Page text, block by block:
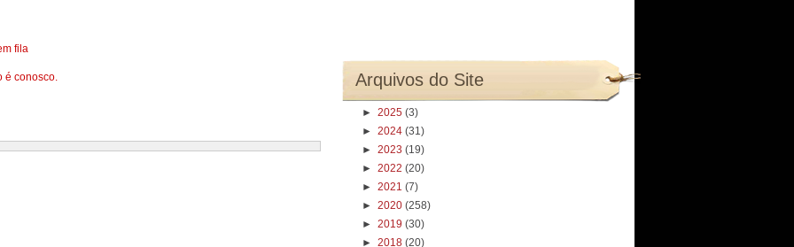
fila
é conosco. Arquivos do Site
► 2025 (3)
► 2024 (31)
► 2023 (19)
► 2022 (20)
► 2021 (7)
► 2020 (258)
► 2019 (30)
► 2018 (20)